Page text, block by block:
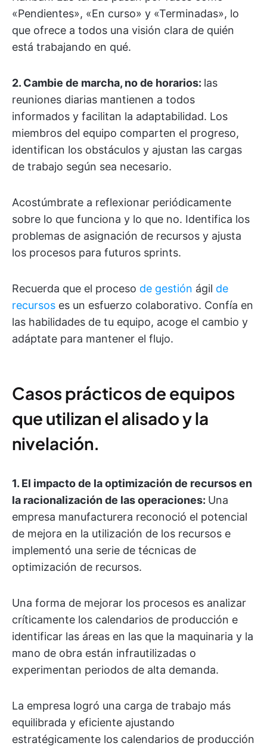
«Pendientes», «En curso» y «Terminadas», lo
que ofrece a todos una visión clara de quién
está trabajando en qué.
2. Cambie de marcha, no de horarios: las
reuniones diarias mantienen a todos
informados y facilitan la adaptabilidad. Los
miembros del equipo comparten el progreso,
identifican los obstáculos y ajustan las cargas
de trabajo según sea necesario.
Acostúmbrate a reflexionar periódicamente
sobre lo que funciona y lo que no. Identifica los
problemas de asignación de recursos y ajusta
los procesos para futuros sprints.
Recuerda que el proceso de gestión ágil de
recursos es un esfuerzo colaborativo. Confía en
las habilidades de tu equipo, acoge el cambio y
adáptate para mantener el flujo.
Casos prácticos de equipos
que utilizan el alisado y la
nivelación.
1. El impacto de la optimización de recursos en
la racionalización de las operaciones: Una
empresa manufacturera reconoció el potencial
de mejora en la utilización de los recursos e
implementó una serie de técnicas de
optimización de recursos.
Una forma de mejorar los procesos es analizar
críticamente los calendarios de producción e
identificar las áreas en las que la maquinaria y la
mano de obra están infrautilizadas o
experimentan periodos de alta demanda.
La empresa logró una carga de trabajo más
equilibrada y eficiente ajustando
estratégicamente los calendarios de producción